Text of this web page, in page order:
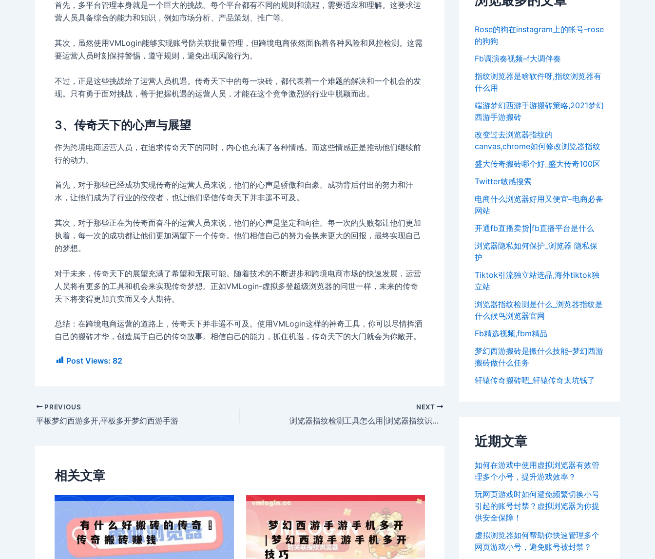
首先，多平台管理本身就是一个巨大的挑战。每个平台都有不同的规则和流程，需要适应和理解。这要求运
营人员具备综合的能力和知识，例如市场分析、产品策划、推广等。
其次，虽然使用VMLogin能够实现账号防关联批量管理，但跨境电商依然面临着各种风险和风控检测。这需
要运营人员时刻保持警惕，遵守规则，避免出现风险行为。
不过，正是这些挑战给了运营人员机遇。传奇天下中的每一块砖，都代表着一个难题的解决和一个机会的发
现。只有勇于面对挑战，善于把握机遇的运营人员，才能在这个竞争激烈的行业中脱颖而出。
3、传奇天下的心声与展望
作为跨境电商运营人员，在追求传奇天下的同时，内心也充满了各种情感。而这些情感正是推动他们继续前
行的动力。
首先，对于那些已经成功实现传奇的运营人员来说，他们的心声是骄傲和自豪。成功背后付出的努力和汗
水，让他们成为了行业的佼佼者，也让他们坚信传奇天下并非遥不可及。
其次，对于那些正在为传奇而奋斗的运营人员来说，他们的心声是坚定和向往。每一次的失败都让他们更加
执着，每一次的成功都让他们更加渴望下一个传奇。他们相信自己的努力会换来更大的回报，最终实现自己
的梦想。
对于未来，传奇天下的展望充满了希望和无限可能。随着技术的不断进步和跨境电商市场的快速发展，运营
人员将有更多的工具和机会来实现传奇梦想。正如VMLogin-虚拟多登超级浏览器的问世一样，未来的传奇
天下将变得更加真实而又令人期待。
总结：在跨境电商运营的道路上，传奇天下并非遥不可及。使用VMLogin这样的神奇工具，你可以尽情挥洒
自己的搬砖才华，创造属于自己的传奇故事。相信自己的能力，抓住机遇，传奇天下的大门就会为你敞开。
Post Views: 82
PREVIOUS
平板梦幻西游多开,平板多开梦幻西游手游
NEXT
浏览器指纹检测工具怎么用|浏览器指纹识别技术
相关文章
Rose的狗在instagram上的帐号–rose
的狗狗
Fb调演奏视频–f大调伴奏
指纹浏览器是啥软件呀,指纹浏览器有
什么用
端游梦幻西游手游搬砖策略,2021梦幻
西游手游搬砖
改变过去浏览器指纹的
canvas,chrome如何修改浏览器指纹
盛大传奇搬砖哪个好_盛大传奇100区
Twitter敏感搜索
电商什么浏览器好用又便宜–电商必备
网站
开通fb直播卖货|fb直播平台是什么
浏览器隐私如何保护_浏览器 隐私保
护
Tiktok引流独立站选品,海外tiktok独
立站
浏览器指纹检测是什么_浏览器指纹是
什么候鸟浏览器官网
Fb精选视频,fbm精品
梦幻西游搬砖是搬什么技能–梦幻西游
搬砖做什么任务
轩辕传奇搬砖吧_轩辕传奇太坑钱了
近期文章
如何在游戏中使用虚拟浏览器有效管
理多个小号，提升游戏效率？
玩网页游戏时如何避免频繁切换小号
引起的账号封禁？虚拟浏览器为你提
供安全保障！
虚拟浏览器如何帮助你快速管理多个
网页游戏小号，避免账号被封禁？